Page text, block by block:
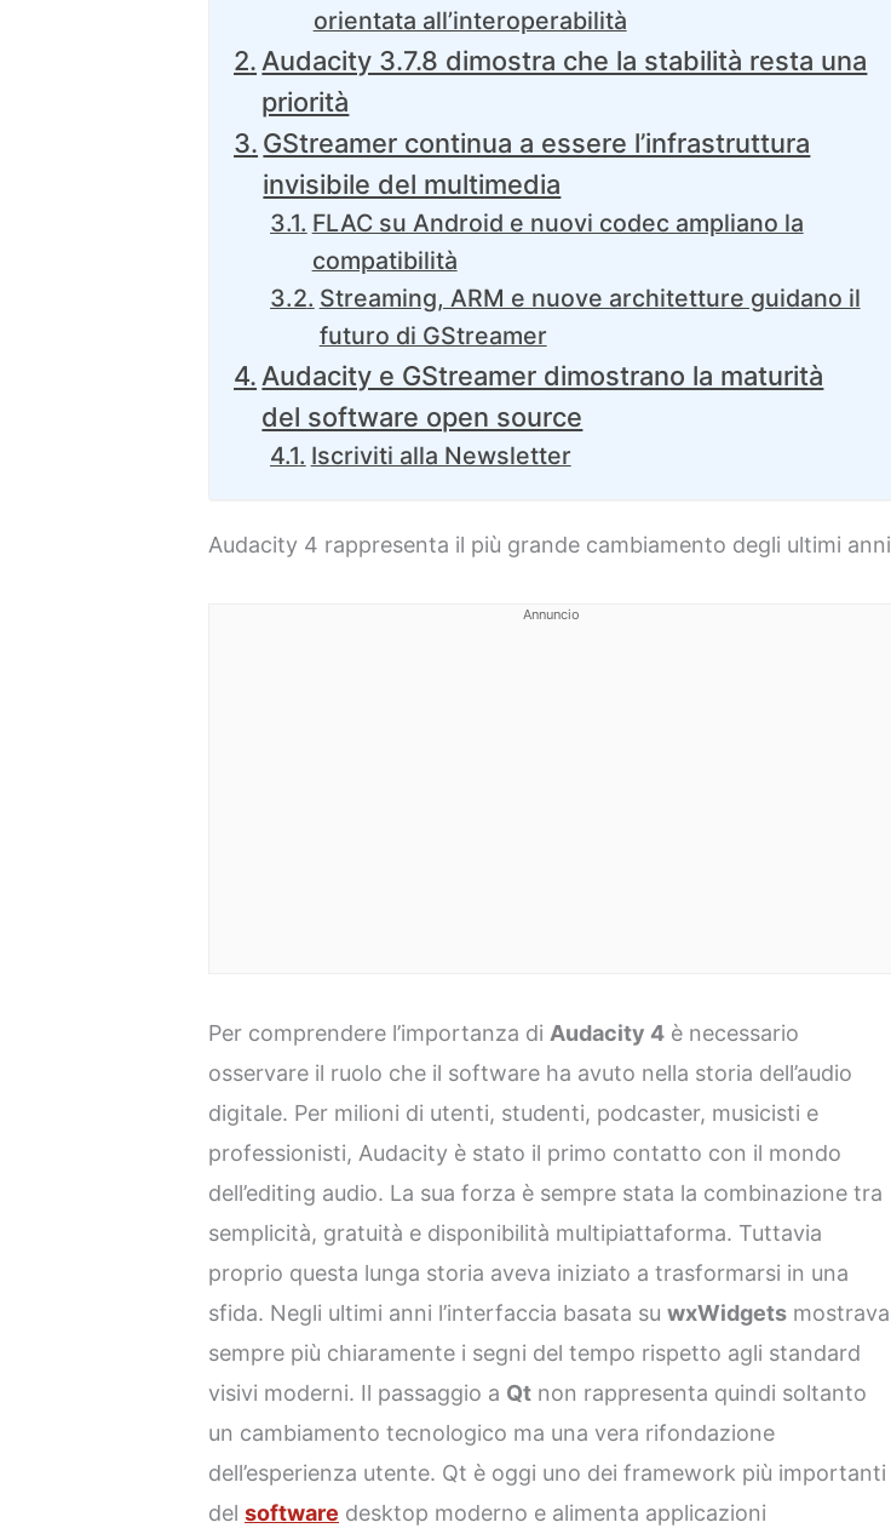
orientata all’interoperabilità
Audacity 3.7.8 dimostra che la stabilità resta una
priorità
GStreamer continua a essere l’infrastruttura
invisibile del multimedia
FLAC su Android e nuovi codec ampliano la
compatibilità
Streaming, ARM e nuove architetture guidano il
futuro di GStreamer
Audacity e GStreamer dimostrano la maturità
del software open source
Iscriviti alla Newsletter
Audacity 4 rappresenta il più grande cambiamento degli ultimi anni
Annuncio
Per comprendere l’importanza di Audacity 4 è necessario
osservare il ruolo che il software ha avuto nella storia dell’audio
digitale. Per milioni di utenti, studenti, podcaster, musicisti e
professionisti, Audacity è stato il primo contatto con il mondo
dell’editing audio. La sua forza è sempre stata la combinazione tra
semplicità, gratuità e disponibilità multipiattaforma. Tuttavia
proprio questa lunga storia aveva iniziato a trasformarsi in una
sfida. Negli ultimi anni l’interfaccia basata suwxWidgets mostrava
sempre più chiaramente i segni del tempo rispetto agli standard
visivi moderni. Il passaggio a Qt non rappresenta quindi soltanto
un cambiamento tecnologico ma una vera rifondazione
dell’esperienza utente. Qt è oggi uno dei framework più importanti
delsoftware desktop moderno e alimenta applicazioni